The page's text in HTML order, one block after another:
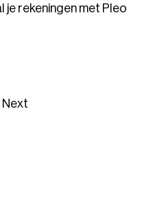
je rekeningen met Pleo
Next